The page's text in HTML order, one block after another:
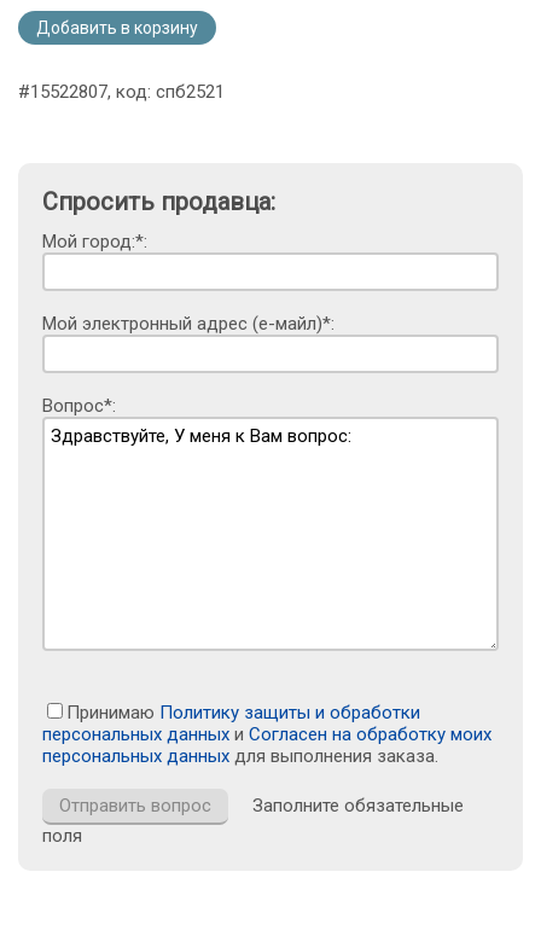
Добавить в корзину
#15522807, код: спб2521
Спросить продавца:
Мой город:*:
Мой электронный адрес (е-майл)*:
Вопрос*:
Принимаю Политику защиты и обработки
персональных данных и Согласен на обработку моих
персональных данных для выполнения заказа.
Заполните обязательные
поля